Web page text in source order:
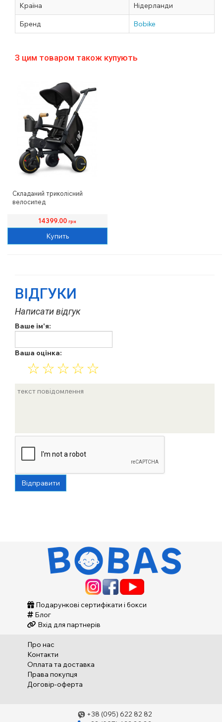
Країна Нідерланди
Бренд Bobike
З цим товаром також купують
Складаний триколісний
велосипед
14399.00грн
Купить
ВІДГУКИ
Написати відгук
Ваше ім'я:
Ваша оцінка:
☆
☆
☆
☆
☆
Відправити
Подарункові сертифікати і бокси
Блог
Вхід для партнерів
Про нас
Контакти
Оплата та доставка
Права покупця
Договір-оферта
+38 (095) 622 82 82